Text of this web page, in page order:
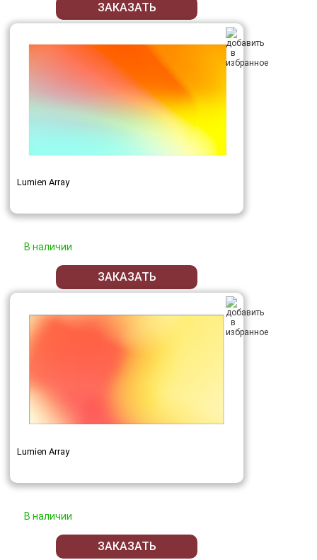
ЗАКАЗАТЬ
Lumien Array
В наличии
ЗАКАЗАТЬ
Lumien Array
В наличии
ЗАКАЗАТЬ